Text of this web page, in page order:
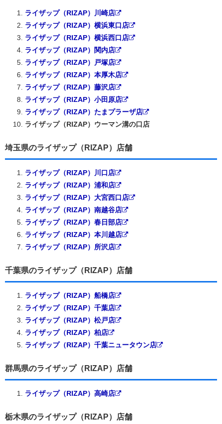
ライザップ（RIZAP）川崎店
ライザップ（RIZAP）横浜東口店
ライザップ（RIZAP）横浜西口店
ライザップ（RIZAP）関内店
ライザップ（RIZAP）戸塚店
ライザップ（RIZAP）本厚木店
ライザップ（RIZAP）藤沢店
ライザップ（RIZAP）小田原店
ライザップ（RIZAP）たまプラーザ店
ライザップ（RIZAP）ウーマン溝の口店
埼玉県のライザップ（RIZAP）店舗
ライザップ（RIZAP）川口店
ライザップ（RIZAP）浦和店
ライザップ（RIZAP）大宮西口店
ライザップ（RIZAP）南越谷店
ライザップ（RIZAP）春日部店
ライザップ（RIZAP）本川越店
ライザップ（RIZAP）所沢店
千葉県のライザップ（RIZAP）店舗
ライザップ（RIZAP）船橋店
ライザップ（RIZAP）千葉店
ライザップ（RIZAP）松戸店
ライザップ（RIZAP）柏店
ライザップ（RIZAP）千葉ニュータウン店
群馬県のライザップ（RIZAP）店舗
ライザップ（RIZAP）高崎店
栃木県のライザップ（RIZAP）店舗